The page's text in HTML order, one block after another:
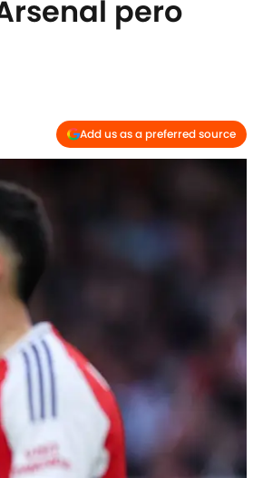
pero
Add us as a preferred source